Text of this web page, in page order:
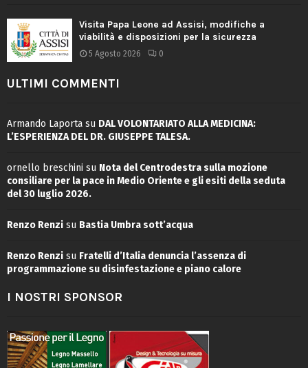
Visita Papa Leone ad Assisi, modifiche a
viabilità e disposizioni per la sicurezza
5 Agosto 2026 0
ULTIMI COMMENTI
Armando Laporta su DAL VOLONTARIATO ALLA MEDICINA:
L’ESPERIENZA DEL DR. GIUSEPPE TALESA.
ornello breschini su Nota del Centrodestra sulla mozione
consiliare per la pace in Medio Oriente e gli esiti della seduta
del 30 luglio 2026.
Renzo Renzi su Bastia Umbra sott’acqua
Renzo Renzi su Fratelli d’Italia denuncia l’assenza di
programmazione su disinfestazione e piano calore
I NOSTRI SPONSOR